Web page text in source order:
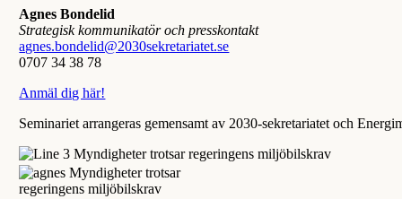
Agnes Bondelid
Strategisk kommunikatör och presskontakt
agnes.bondelid@2030sekretariatet.se
0707 34 38 78
Anmäl dig här!
Seminariet arrangeras gemensamt av 2030-sekretariatet och